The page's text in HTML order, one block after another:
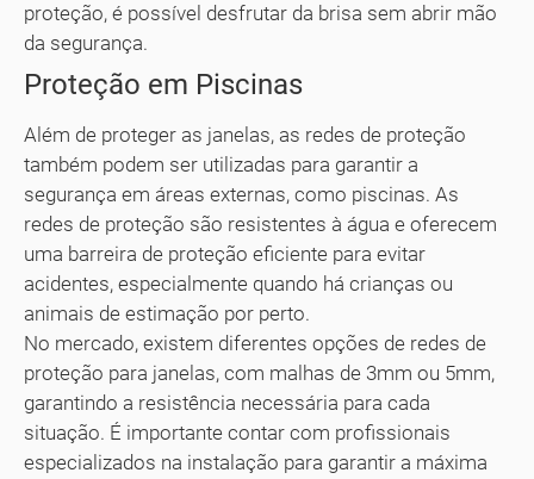
proteção, é possível desfrutar da brisa sem abrir mão
da segurança.
Proteção em Piscinas
Além de proteger as janelas, as redes de proteção
também podem ser utilizadas para garantir a
segurança em áreas externas, como piscinas. As
redes de proteção são resistentes à água e oferecem
uma barreira de proteção eficiente para evitar
acidentes, especialmente quando há crianças ou
animais de estimação por perto.
No mercado, existem diferentes opções de redes de
proteção para janelas, com malhas de 3mm ou 5mm,
garantindo a resistência necessária para cada
situação. É importante contar com profissionais
especializados na instalação para garantir a máxima